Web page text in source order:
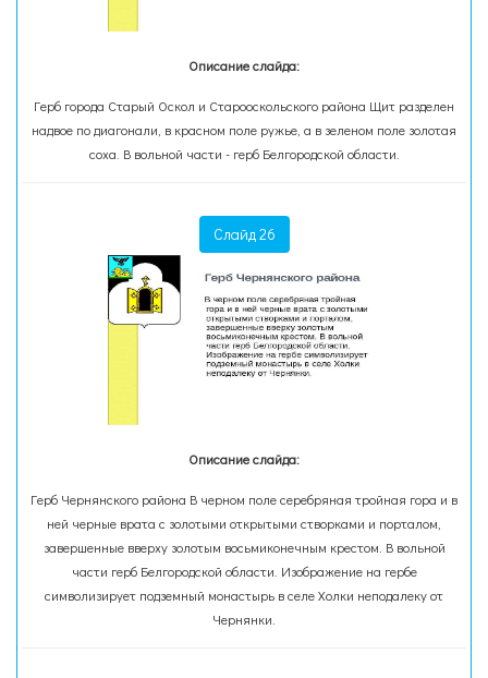
Описание слайда:
Герб города Старый Оскол и Старооскольского района Щит разделен
надвое по диагонали, в красном поле ружье, а в зеленом поле золотая
соха. В вольной части - герб Белгородской области.
Слайд 26
Описание слайда:
Герб Чернянского района В черном поле серебряная тройная гора и в
ней черные врата с золотыми открытыми створками и порталом,
завершенные вверху золотым восьмиконечным крестом. В вольной
части герб Белгородской области. Изображение на гербе
символизирует подземный монастырь в селе Холки неподалеку от
Чернянки.